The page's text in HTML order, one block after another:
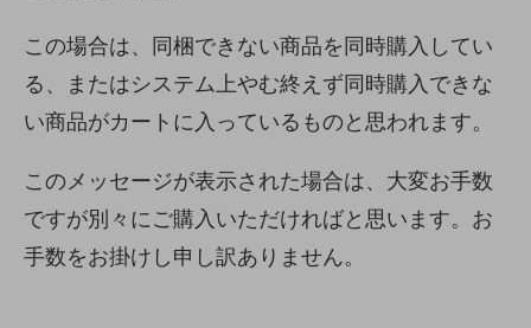
この場合は、同梱できない商品を同時購入してい
る、またはシステム上やむ終えず同時購入できな
い商品がカートに入っているものと思われます。
このメッセージが表示された場合は、大変お手数
ですが別々にご購入いただければと思います。お
手数をお掛けし申し訳ありません。